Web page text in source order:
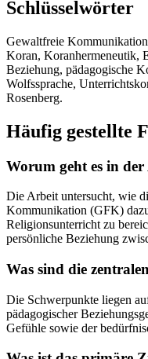
Schlüsselwörter
Gewaltfreie
Koran, Koranhermeneutik,
Beziehung, pädagogische
Wolfssprache,
Rosenberg.
Häufig gestellte
Worum geht es in
Die Arbeit untersucht, wie
Kommunikation (GFK)
Religionsunterricht zu
persönliche Beziehung
Was sind die
Die Schwerpunkte liegen
pädagogischer
Gefühle sowie der